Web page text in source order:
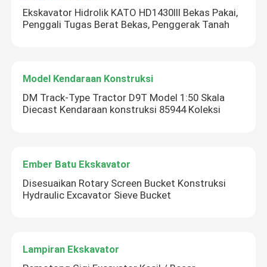
Ekskavator Hidrolik KATO HD1430III Bekas Pakai,
Penggali Tugas Berat Bekas, Penggerak Tanah
Model Kendaraan Konstruksi
DM Track-Type Tractor D9T Model 1:50 Skala
Diecast Kendaraan konstruksi 85944 Koleksi
Ember Batu Ekskavator
Disesuaikan Rotary Screen Bucket Konstruksi
Hydraulic Excavator Sieve Bucket
Lampiran Ekskavator